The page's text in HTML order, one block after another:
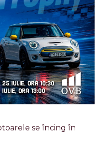
se încing în